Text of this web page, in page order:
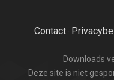
Contact·
Downloads
Deze site is niet